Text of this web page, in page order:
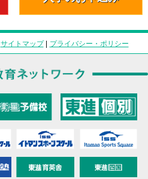
サイトマップ| プライバシー・ポリシー